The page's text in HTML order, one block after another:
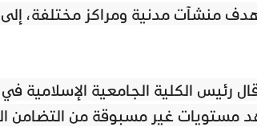
منشآت مدنية ومراكز مختلفة،
رئيس الكلية الجامعية الإسلامية
مستويات غير مسبوقة من التضامن